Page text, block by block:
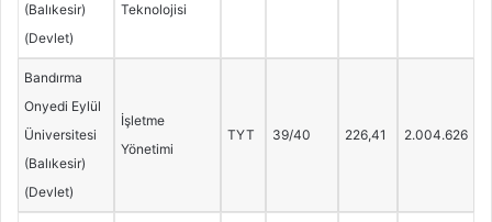
(Balıkesir)
(Devlet)
Teknolojisi
Bandırma
Onyedi Eylül
Üniversitesi
(Balıkesir)
(Devlet)
İşletme
Yönetimi
TYT 39/40 226,41 2.004.626